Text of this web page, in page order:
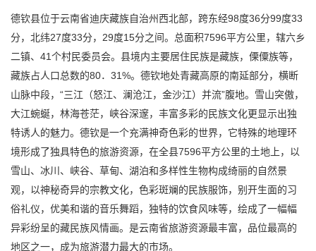
德钦县位于云南省迪庆藏族自治州西北部，跨东经98度36分99度33
分，北纬27度33分，29度15分之间。总面积7596平方公里，辖六乡
二镇、41个村民委员会。县境内主要居住民族是藏族，傈僳族等，
藏族占人口总数的80．31%。德钦地处青藏高原的南延部分，横断
山脉中段，“三江（怒江、澜沧江，金沙江）并流”腹地。雪山突傲，
大江蜿蜒，林海苍茫，峡谷深邃，丰富多彩的民族文化更显示出独
特诱人的魅力。德钦是一个充满神奇色彩的世界，它特殊的地理环
境形成了独具特色的旅游资源，在全县7596平方公里的土地上，以
雪山、冰川、峡谷、草甸、湖泊和多样性生物构成绮丽的自然景
观，以神秘奇异的宗教文化，色彩斑斓的民族服饰，别开生面的习
俗礼仪，优美和谐的音乐舞蹈，独特的饮食风味等，绘成了一幅幅
异彩纷呈的藏民族风情画。是云南省旅游资源最丰富，品位最高的
地区之一，成为旅游潜力最大的市场。